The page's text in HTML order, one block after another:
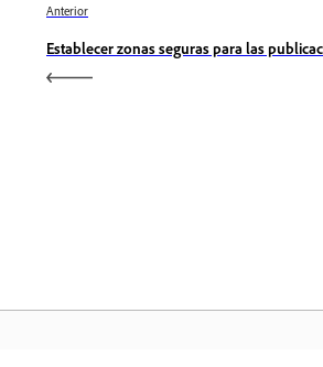
Anterior
Establecer zonas seguras para las